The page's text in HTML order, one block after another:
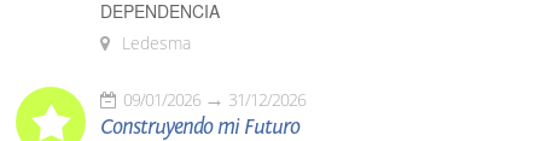
DEPENDENCIA
Ledesma
09/01/2026 31/12/2026
Construyendo mi Futuro